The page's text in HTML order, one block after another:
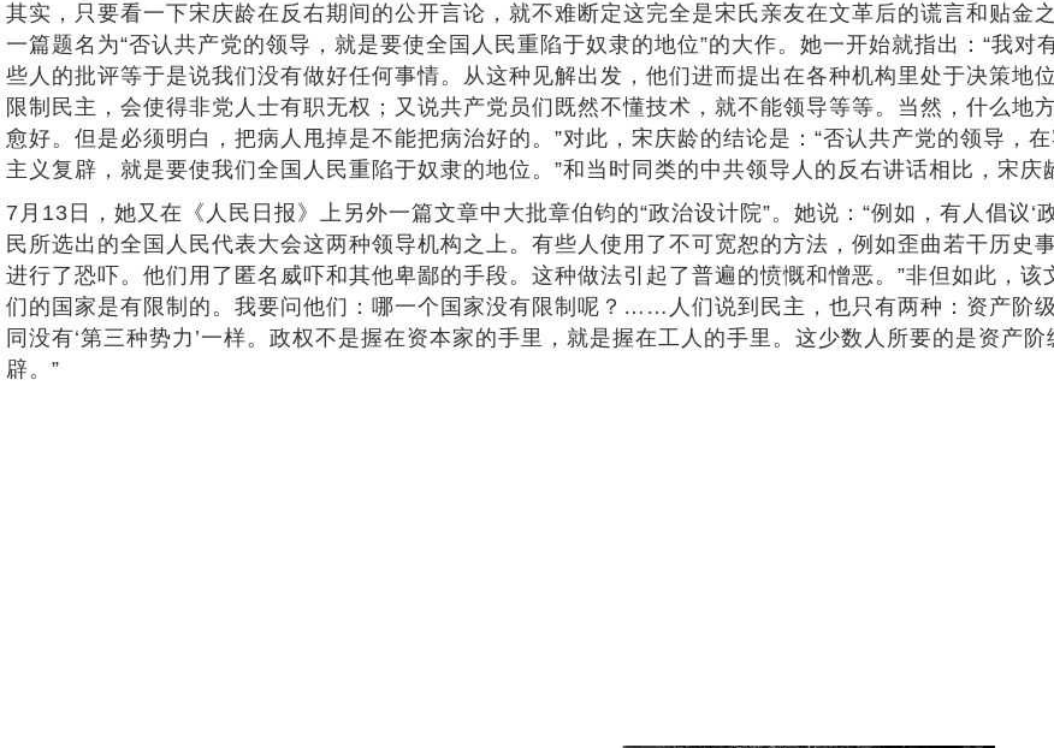
其实，只要看一下宋庆龄在反右期间的公开言论，就不难断定这完全是宋氏亲友在文革后的谎言和贴金
一篇题名为“否认共产党的领导，就是要使全国人民重陷于奴隶的地位”的大作。她一开始就指出：“我
些人的批评等于是说我们没有做好任何事情。从这种见解出发，他们进而提出在各种机构里处于决策地
限制民主，会使得非党人士有职无权；又说共产党员们既然不懂技术，就不能领导等等。当然，什么地
愈好。但是必须明白，把病人甩掉是不能把病治好的。”对此，宋庆龄的结论是：“否认共产党的领导，
主义复辟，就是要使我们全国人民重陷于奴隶的地位。”和当时同类的中共领导人的反右讲话相比，宋庆
7月13日，她又在《人民日报》上另外一篇文章中大批章伯钧的“政治设计院”。她说：“例如，有人倡议‘
民所选出的全国人民代表大会这两种领导机构之上。有些人使用了不可宽恕的方法，例如歪曲若干历史
进行了恐吓。他们用了匿名威吓和其他卑鄙的手段。这种做法引起了普遍的愤慨和憎恶。”非但如此，
们的国家是有限制的。我要问他们：哪一个国家没有限制呢？……人们说到民主，也只有两种：资产阶
同没有‘第三种势力’一样。政权不是握在资本家的手里，就是握在工人的手里。这少数人所要的是资产
辟。”